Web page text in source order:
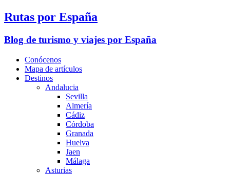
Rutas por España
Blog de turismo y viajes por España
Conócenos
Mapa de artículos
Destinos
Andalucia
Sevilla
Almería
Cádiz
Córdoba
Granada
Huelva
Jaen
Málaga
Asturias